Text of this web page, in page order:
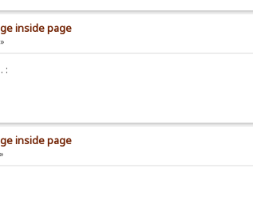
inside page
:
inside page